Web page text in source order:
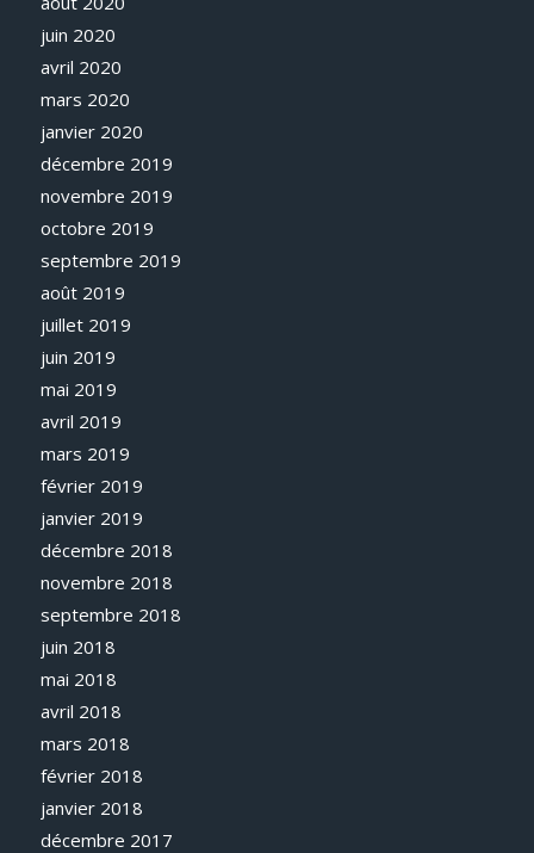
juin 2020
avril 2020
mars 2020
janvier 2020
décembre 2019
novembre 2019
octobre 2019
septembre 2019
août 2019
juillet 2019
juin 2019
mai 2019
avril 2019
mars 2019
février 2019
janvier 2019
décembre 2018
novembre 2018
septembre 2018
juin 2018
mai 2018
avril 2018
mars 2018
février 2018
janvier 2018
décembre 2017